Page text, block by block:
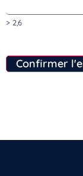
> 2,6
Confirmer